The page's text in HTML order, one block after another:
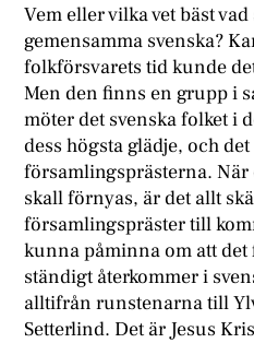
Vem eller vilka vet bäst
gemensamma svenska?
folkförsvarets tid kunde
Men den finns en grupp i
möter det svenska folket i
dess högsta glädje, och det
församlingsprästerna.
skall förnyas, är det allt
församlingspräster till
kunna påminna om att
ständigt återkommer i
alltifrån runstenarna till
Setterlind. Det är Jesus